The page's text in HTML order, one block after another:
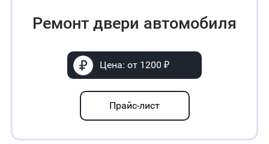
Ремонт двери автомобиля
Цена: от 1200 ₽
Прайс-лист